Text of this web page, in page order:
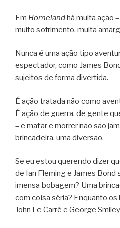
Em Homelandhá muita ação
muito sofrimento, muita
Nunca é uma ação tipo
espectador, como James
sujeitos de forma divertida.
É ação tratada não como
É ação de guerra, de gente
– e matar e morrer não são
brincadeira, uma diversão.
Se eu estou querendo dizer
de Ian Fleming e James Bond
imensa bobagem? Uma
com coisa séria? Enquanto
John Le Carré e George